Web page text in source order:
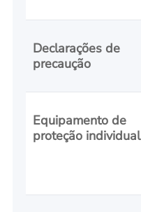
Declarações de
precaução
Equipamento de
proteção individual